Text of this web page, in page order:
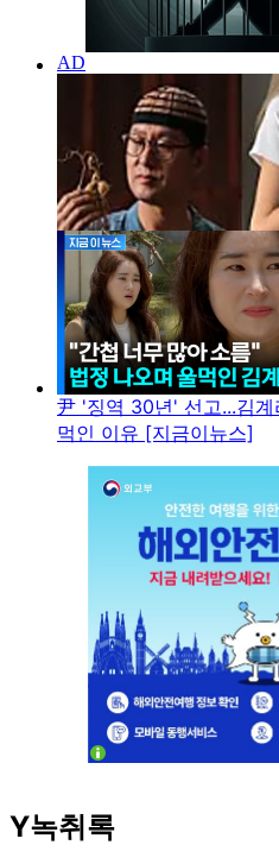
尹 '징역 30년' 선고...김
먹인 이유 [지금이뉴스]
Y녹취록